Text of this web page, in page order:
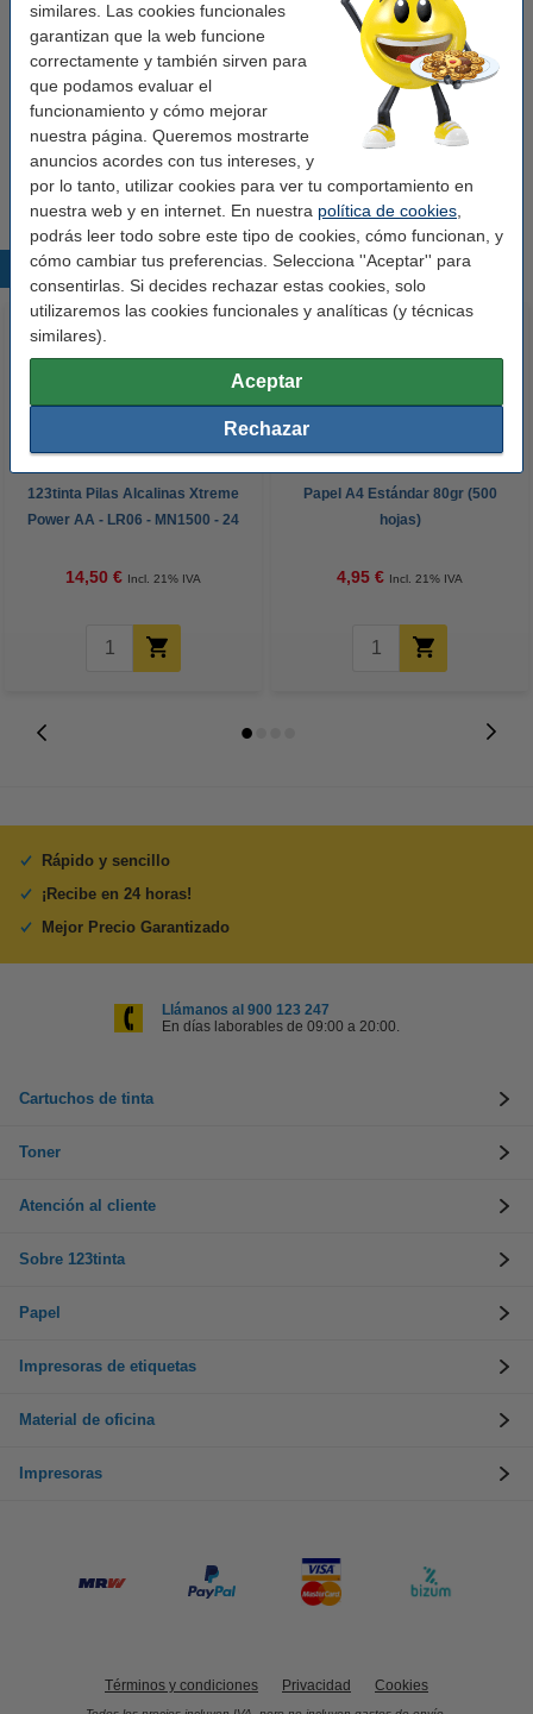
similares. Las cookies funcionales
garantizan que la web funcione
correctamente y también sirven para
que podamos evaluar el
funcionamiento y cómo mejorar
nuestra página. Queremos mostrarte
anuncios acordes con tus intereses, y
por lo tanto, utilizar cookies para ver tu comportamiento en
nuestra web y en internet. En nuestra política de cookies
podrás leer todo sobre este tipo de cookies, cómo funcionan, y
cómo cambiar tus preferencias. Selecciona ''Aceptar'' para
consentirlas. Si decides rechazar estas cookies, solo
utilizaremos las cookies funcionales y analíticas (y técnicas
similares).
Aceptar
Rechazar
Comprar
¡Ahorra en pack!
123tinta Pila Alcalina Xtreme Power E - 9V -
6LR61 - 5 unidades
16,50 €
Productos destacados
123tinta Pilas Alcalinas Xtreme
Power AA - LR06 - MN1500 - 24
14,50 € Incl. 21% IVA
Papel A4 Estándar 80gr (500
hojas)
4,95 € Incl. 21% IVA
Rápido y sencillo
¡Recibe en 24 horas!
Mejor Precio Garantizado
Llámanos al 900 123 247
En días laborables de 09:00 a 20:00.
Cartuchos de tinta
Toner
Atención al cliente
Sobre 123tinta
Papel
Impresoras de etiquetas
Material de oficina
Impresoras
Términos y condiciones Privacidad Cookies